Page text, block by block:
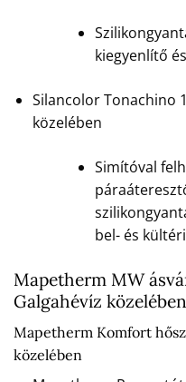
kiegyenlítő
Silancolor Tonachino
közelében
Simítóval
bel- és
Mapetherm MW
Galgahévíz közelében
Mapetherm Komfort
közelében